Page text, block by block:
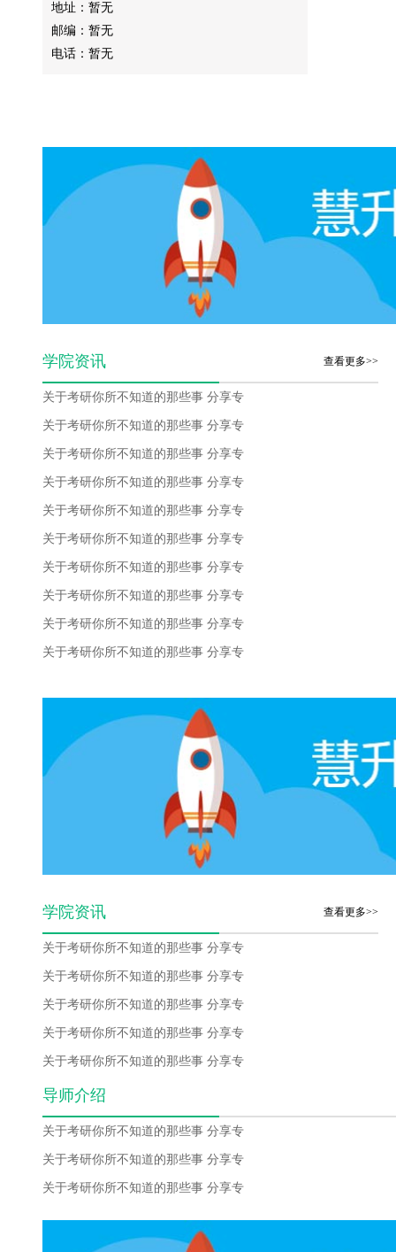
地址：暂无
邮编：暂无
电话：暂无
学院资讯 查看更多>>
关于考研你所不知道的那些事 分享专
关于考研你所不知道的那些事 分享专
关于考研你所不知道的那些事 分享专
关于考研你所不知道的那些事 分享专
关于考研你所不知道的那些事 分享专
关于考研你所不知道的那些事 分享专
关于考研你所不知道的那些事 分享专
关于考研你所不知道的那些事 分享专
关于考研你所不知道的那些事 分享专
关于考研你所不知道的那些事 分享专
学院资讯 查看更多>>
关于考研你所不知道的那些事 分享专
关于考研你所不知道的那些事 分享专
关于考研你所不知道的那些事 分享专
关于考研你所不知道的那些事 分享专
关于考研你所不知道的那些事 分享专
导师介绍
关于考研你所不知道的那些事 分享专
关于考研你所不知道的那些事 分享专
关于考研你所不知道的那些事 分享专